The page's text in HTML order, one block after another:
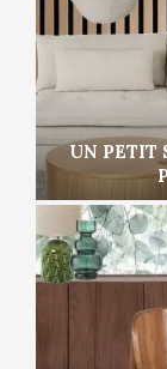
UN PETIT